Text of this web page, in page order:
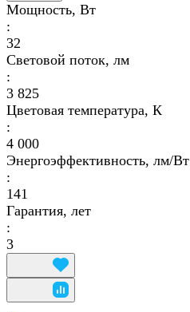
Мощность, Вт
:
32
Световой поток, лм
:
3 825
Цветовая температура, К
:
4 000
Энергоэффективность, лм/Вт
:
141
Гарантия, лет
:
3